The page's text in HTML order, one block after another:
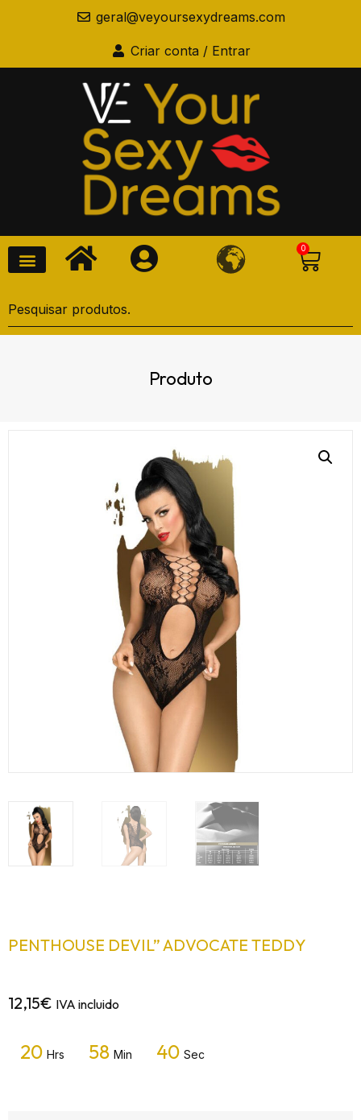
geral@veyoursexydreams.com
Criar conta / Entrar
0
Produto
PENTHOUSE DEVIL” ADVOCATE TEDDY
12,15€ IVA incluido
20 Hrs 58 Min 40 Sec